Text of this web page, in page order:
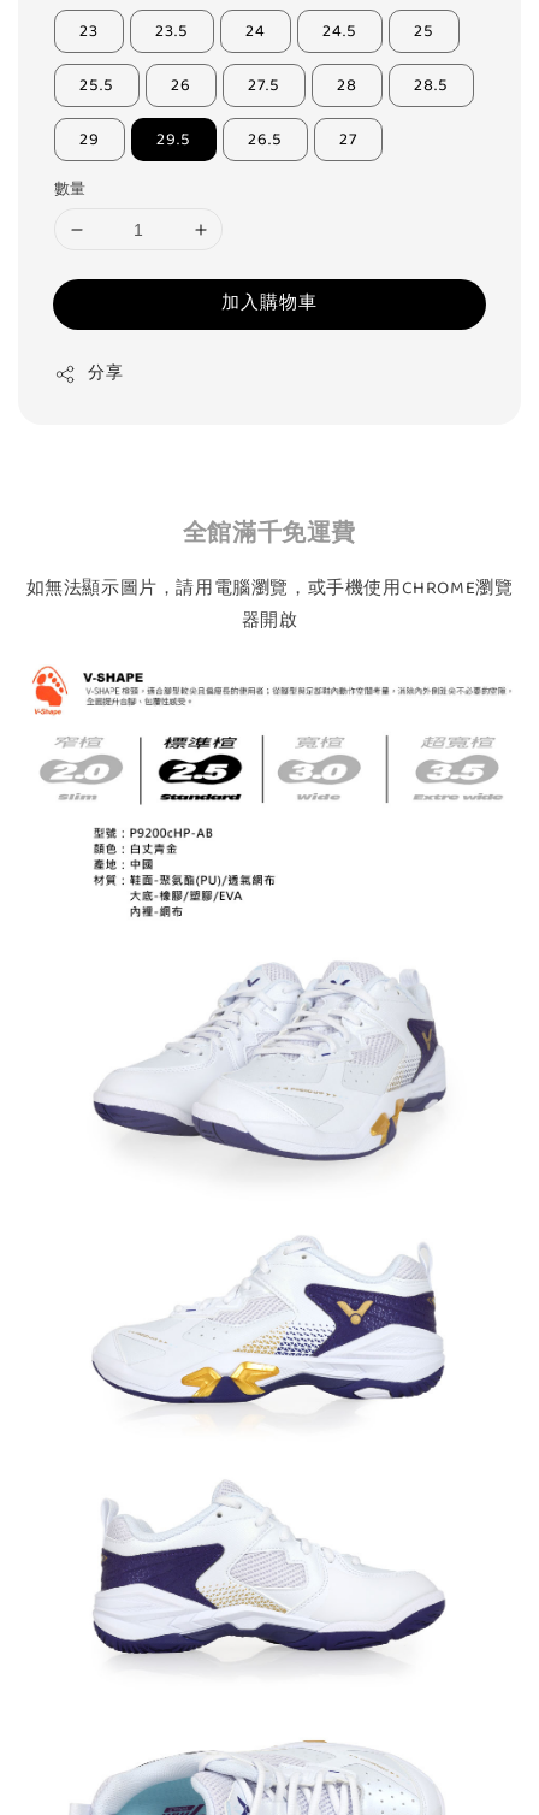
23 23.5 24 24.5 25
25.5 26 27.5 28 28.5
29 29.5 26.5 27
數量
加入購物車
分享
全館滿千免運費
如無法顯示圖片，請用電腦瀏覽，或手機使用CHROME瀏覽
器開啟